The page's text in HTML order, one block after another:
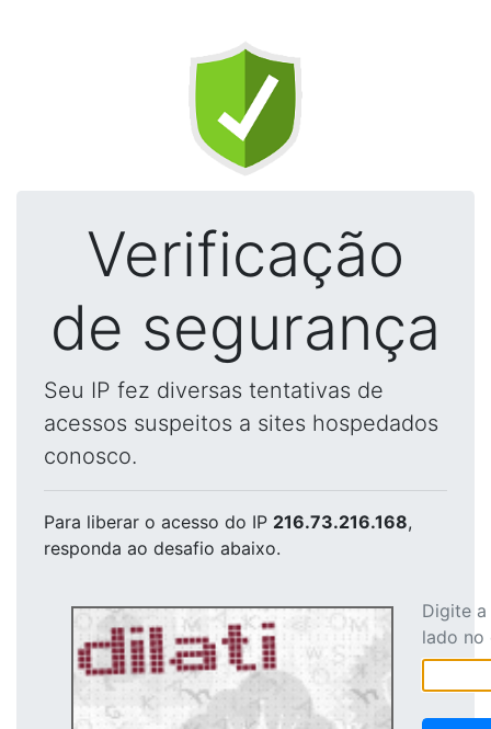
Verificação
de segurança
Seu IP fez diversas tentativas de
acessos suspeitos a sites hospedados
conosco.
Para liberar o acesso do IP 216.73.216.168,
responda ao desafio abaixo.
Digite
lado no